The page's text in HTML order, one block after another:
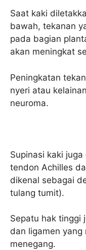
Saat kaki
bawah, tekanan
pada bagian
akan meningkat
Peningkatan
nyeri atau
neuroma.
Supinasi kaki
tendon Achilles
dikenal sebagai
tulang tumit).
Sepatu hak tinggi
dan ligamen yang
menegang.